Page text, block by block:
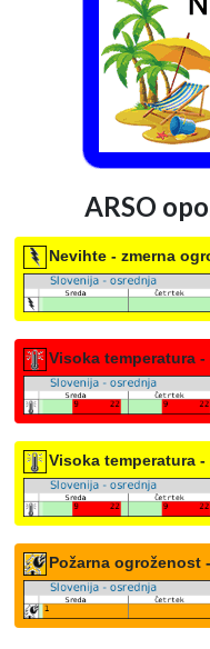
ARSO
Nevihte - zmerna
Visoka temperatura
Visoka temperatura -
Požarna ogroženost